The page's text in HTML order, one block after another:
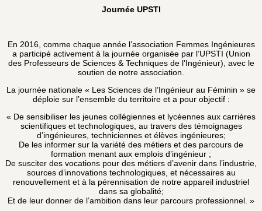
Journée UPSTI
En 2016, comme chaque année l’association Femmes Ingénieures
a participé activement à la journée organisée par l’UPSTI (Union
des Professeurs de Sciences & Techniques de l’Ingénieur), avec le
soutien de notre association.
La journée nationale « Les Sciences de l’Ingénieur au Féminin » se
déploie sur l’ensemble du territoire et a pour objectif :
« De sensibiliser les jeunes collégiennes et lycéennes aux carrières
scientifiques et technologiques, au travers des témoignages
d’ingénieures, techniciennes et élèves ingénieures;
De les informer sur la variété des métiers et des parcours de
formation menant aux emplois d’ingénieur ;
De susciter des vocations pour des métiers d’avenir dans l’industrie,
sources d’innovations technologiques, et nécessaires au
renouvellement et à la pérennisation de notre appareil industriel
dans sa globalité;
Et de leur donner de l’ambition dans leur parcours professionnel. »